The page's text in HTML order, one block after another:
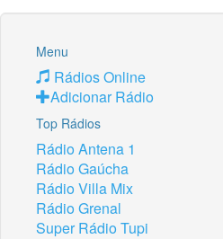
Menu
Rádios Online
Adicionar Rádio
Top Rádios
Rádio Antena 1
Rádio Gaúcha
Rádio Villa Mix
Rádio Grenal
Super Rádio Tupi